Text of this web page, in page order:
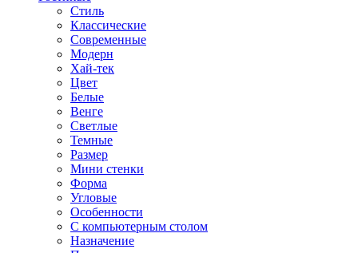
Стиль
Классические
Современные
Модерн
Хай-тек
Цвет
Белые
Венге
Светлые
Темные
Размер
Мини стенки
Форма
Угловые
Особенности
С компьютерным столом
Назначение